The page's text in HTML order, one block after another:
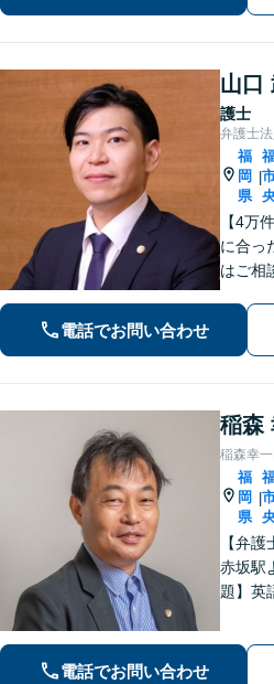
山口
護士
弁護士
福
岡
県
|
【4万
に合っ
はご相
電話でお問い合わせ
稲森
稲森幸
福
岡
県
|
【弁
赤坂駅
題】英
認定
電話でお問い合わせ